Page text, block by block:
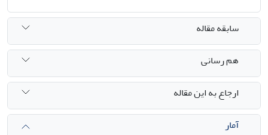
سابقه مقاله
هم رسانی
ارجاع به این مقاله
آمار